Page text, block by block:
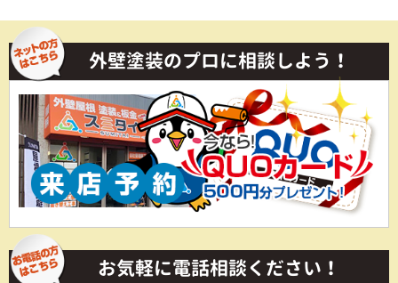
外壁塗装のプロに相談しよう！
お気軽に電話相談ください！